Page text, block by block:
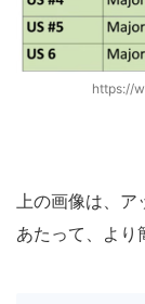
https://
上の画像は、ア
あたって、より